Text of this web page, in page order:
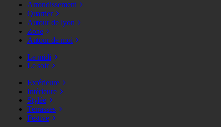
Arrondissement
Quartier
Autour de lyon
Zone
Autour de moi
Le midi
Le soir
Extérieure
Intérieure
Stylée
Terrasses
Festive